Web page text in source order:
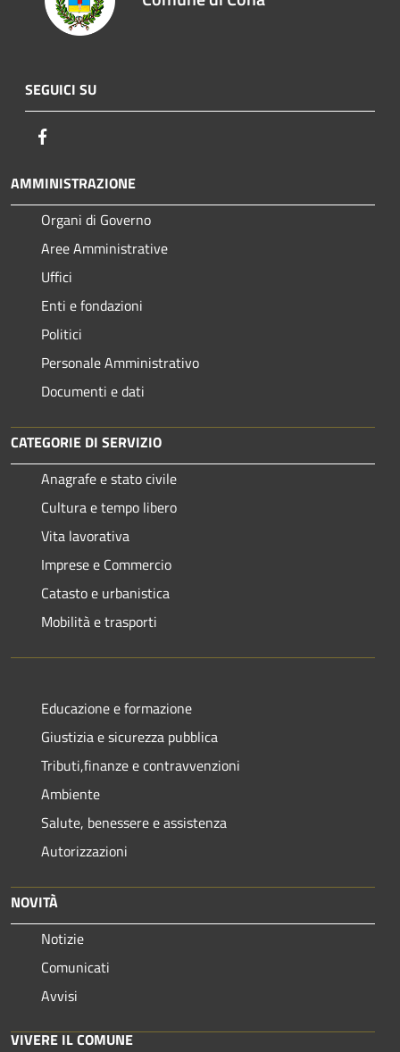
SEGUICI SU
AMMINISTRAZIONE
Organi di Governo
Aree Amministrative
Uffici
Enti e fondazioni
Politici
Personale Amministrativo
Documenti e dati
CATEGORIE DI SERVIZIO
Anagrafe e stato civile
Cultura e tempo libero
Vita lavorativa
Imprese e Commercio
Catasto e urbanistica
Mobilità e trasporti
Educazione e formazione
Giustizia e sicurezza pubblica
Tributi,finanze e contravvenzioni
Ambiente
Salute, benessere e assistenza
Autorizzazioni
NOVITÀ
Notizie
Comunicati
Avvisi
VIVERE IL COMUNE